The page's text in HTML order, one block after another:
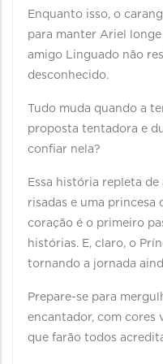
Enquanto isso, o
para manter Ariel longe
amigo Linguado não
desconhecido.
Tudo muda quando a
proposta tentadora e
confiar nela?
Essa história repleta
risadas e uma princesa
coração é o primeiro
histórias. E, claro, o
tornando a jornada
Prepare-se para
encantador, com cores
que farão todos